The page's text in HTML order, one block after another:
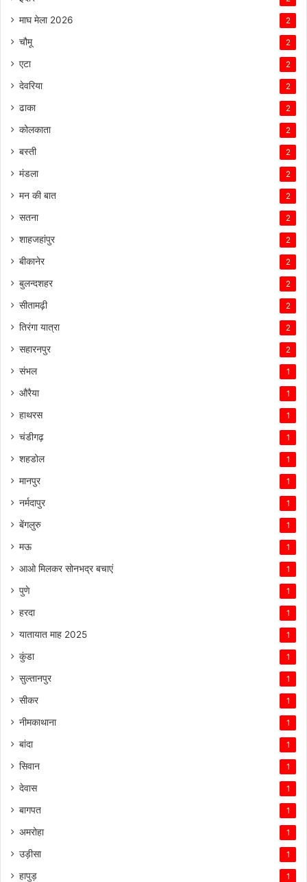
माघ मेला 2026 2
चौमू 2
एटा 2
देवरिया 2
ढाका 2
कोलकाता 2
बस्ती 2
मंडला 2
मन की बात 2
सतना 2
शाहजहांपुर 2
बीकानेर 2
बुलन्दशहर 2
सीतामढ़ी 2
तिरंगा यात्रा 2
सहारनपुर 2
संभल 1
औरैया 1
हाथरस 1
चंडीगढ़ 1
शहडोल 1
मानपुर 1
नर्मदापुर 1
बेंगलुरु 1
मऊ 1
आओ मिलकर सोनभद्र बचाएं 1
पुणे 1
हरदा 1
यातायात माह 2025 1
कुंडा 1
सुल्तानपुर 1
सीकर 1
नीमकाथाना 1
बांदा 1
सिवान 1
देवास 1
बागपत 1
अमरोहा 1
उड़ीसा 1
हापुड़ 1